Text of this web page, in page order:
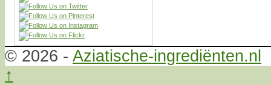
© 2026 - Aziatische-ingrediënten.nl
↑